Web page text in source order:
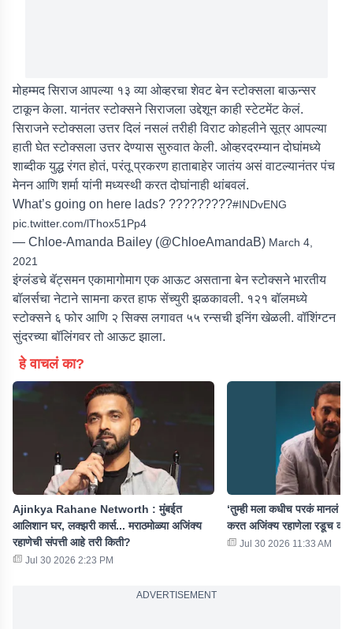
मोहम्मद सिराज आपल्या १३ व्या ओव्हरचा शेवट बेन स्टोक्सला बाऊन्सर
टाकून केला. यानंतर स्टोक्सने सिराजला उद्देशून काही स्टेटमेंट केलं.
सिराजने स्टोक्सला उत्तर दिलं नसलं तरीही विराट कोहलीने सूत्र आपल्या
हाती घेत स्टोक्सला उत्तर देण्यास सुरुवात केली. ओव्हरदरम्यान दोघांमध्ये
शाब्दीक युद्ध रंगत होतं, परंतू प्रकरण हाताबाहेर जातंय असं वाटल्यानंतर पंच
मेनन आणि शर्मा यांनी मध्यस्थी करत दोघांनाही थांबवलं.
What’s going on here lads? ?????????#INDvENG
pic.twitter.com/lThox51Pp4
— Chloe-Amanda Bailey (@ChloeAmandaB) March 4,
2021
इंग्लंडचे बॅट्समन एकामागोमाग एक आऊट असताना बेन स्टोक्सने भारतीय
बॉलर्सचा नेटाने सामना करत हाफ सेंच्युरी झळकावली. १२१ बॉलमध्ये
स्टोक्सने ६ फोर आणि २ सिक्स लगावत ५५ रन्सची इनिंग खेळली. वॉशिंग्टन
सुंदरच्या बॉलिंगवर तो आऊट झाला.
हे वाचलं का?
Ajinkya Rahane Networth : मुंबईत
आलिशान घर, लक्झरी कार्स... मराठमोळ्या अजिंक्य
रहाणेची संपत्ती आहे तरी किती?
Jul 30 2026 2:23 PM
‘तुम्ही मला कधीच परकं मानलं
करत अजिंक्य रहाणेला रडूच
Jul 30 2026 11:33 AM
ADVERTISEMENT